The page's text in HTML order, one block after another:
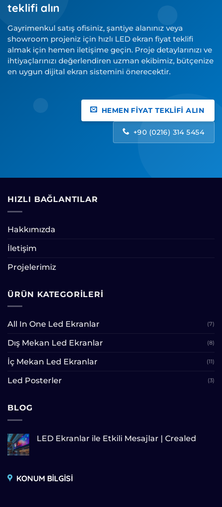
teklifi alın
Gayrimenkul satış ofisiniz, şantiye alanınız veya
showroom projeniz için hızlı LED ekran fiyat teklifi
almak için hemen iletişime geçin. Proje detaylarınızı ve
ihtiyaçlarınızı değerlendiren uzman ekibimiz, bütçenize
en uygun dijital ekran sistemini önerecektir.
HEMEN FİYAT TEKLİFİ ALIN
+90 (0216) 314 5454
HIZLI BAĞLANTILAR
Hakkımızda
İletişim
Projelerimiz
ÜRÜN KATEGORILERI
All In One Led Ekranlar (7)
Dış Mekan Led Ekranlar (8)
İç Mekan Led Ekranlar (11)
Led Posterler (3)
BLOG
LED Ekranlar ile Etkili Mesajlar | Crealed
KONUM BİLGİSİ